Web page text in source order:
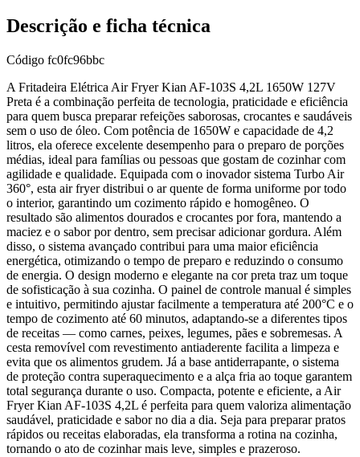
Descrição e ficha técnica
Código fc0fc96bbc
A Fritadeira Elétrica Air Fryer Kian AF-103S 4,2L 1650W 127V
Preta é a combinação perfeita de tecnologia, praticidade e eficiência
para quem busca preparar refeições saborosas, crocantes e saudáveis
sem o uso de óleo. Com potência de 1650W e capacidade de 4,2
litros, ela oferece excelente desempenho para o preparo de porções
médias, ideal para famílias ou pessoas que gostam de cozinhar com
agilidade e qualidade. Equipada com o inovador sistema Turbo Air
360°, esta air fryer distribui o ar quente de forma uniforme por todo
o interior, garantindo um cozimento rápido e homogêneo. O
resultado são alimentos dourados e crocantes por fora, mantendo a
maciez e o sabor por dentro, sem precisar adicionar gordura. Além
disso, o sistema avançado contribui para uma maior eficiência
energética, otimizando o tempo de preparo e reduzindo o consumo
de energia. O design moderno e elegante na cor preta traz um toque
de sofisticação à sua cozinha. O painel de controle manual é simples
e intuitivo, permitindo ajustar facilmente a temperatura até 200°C e o
tempo de cozimento até 60 minutos, adaptando-se a diferentes tipos
de receitas — como carnes, peixes, legumes, pães e sobremesas. A
cesta removível com revestimento antiaderente facilita a limpeza e
evita que os alimentos grudem. Já a base antiderrapante, o sistema
de proteção contra superaquecimento e a alça fria ao toque garantem
total segurança durante o uso. Compacta, potente e eficiente, a Air
Fryer Kian AF-103S 4,2L é perfeita para quem valoriza alimentação
saudável, praticidade e sabor no dia a dia. Seja para preparar pratos
rápidos ou receitas elaboradas, ela transforma a rotina na cozinha,
tornando o ato de cozinhar mais leve, simples e prazeroso.